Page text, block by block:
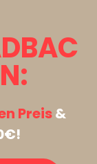
Preis&